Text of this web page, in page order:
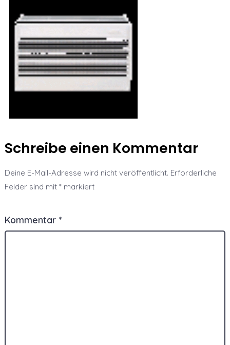
Schreibe einen Kommentar
Deine E-Mail-Adresse wird nicht veröffentlicht. Erforderliche
Felder sind mit* markiert
Kommentar *